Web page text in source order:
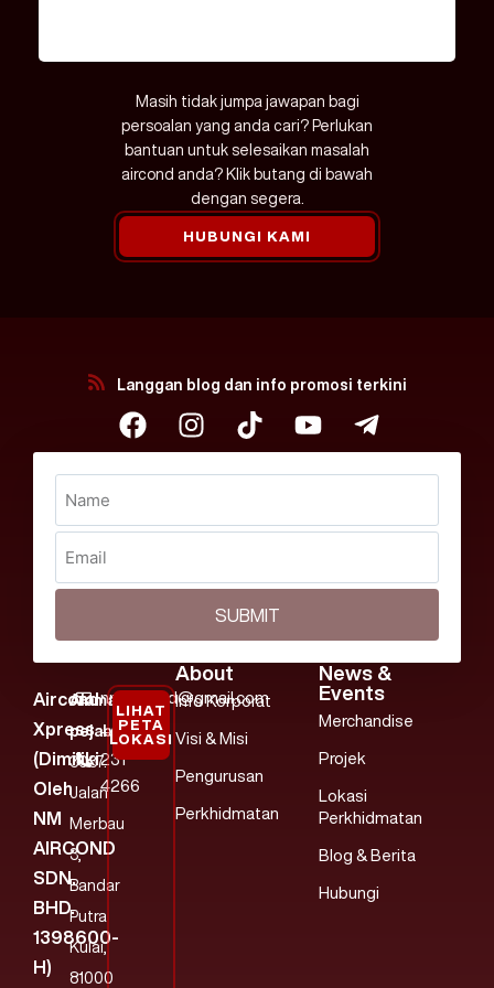
Masih tidak jumpa jawapan bagi
persoalan yang anda cari? Perlukan
bantuan untuk selesaikan masalah
aircond anda? Klik butang di bawah
dengan segera.
HUBUNGI KAMI
Langgan blog dan info promosi terkini
SUBMIT
Aircond
Xpress
(dimiliki
Oleh
NM
AIRCOND
SDN.
BHD.
1398600-
H)
Alamat
pejabat:
3037.
Jalan
Merbau
3,
Bandar
Putra
Kulai,
81000
nmaircond@gmail.com
+607
231
4266
LIHAT
PETA
LOKASI
About
Info Korporat
Visi & Misi
Pengurusan
Perkhidmatan
News &
Events
Merchandise
Projek
Lokasi
Perkhidmatan
Blog & Berita
Hubungi